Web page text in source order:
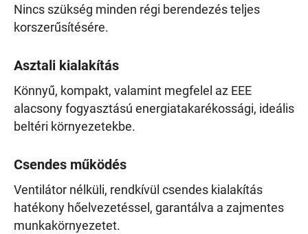
Nincs szükség minden régi berendezés teljes
korszerűsítésére.
Asztali kialakítás
Könnyű, kompakt, valamint megfelel az EEE
alacsony fogyasztású energiatakarékossági, ideális
beltéri környezetekbe.
Csendes működés
Ventilátor nélküli, rendkívül csendes kialakítás
hatékony hőelvezetéssel, garantálva a zajmentes
munkakörnyezetet.